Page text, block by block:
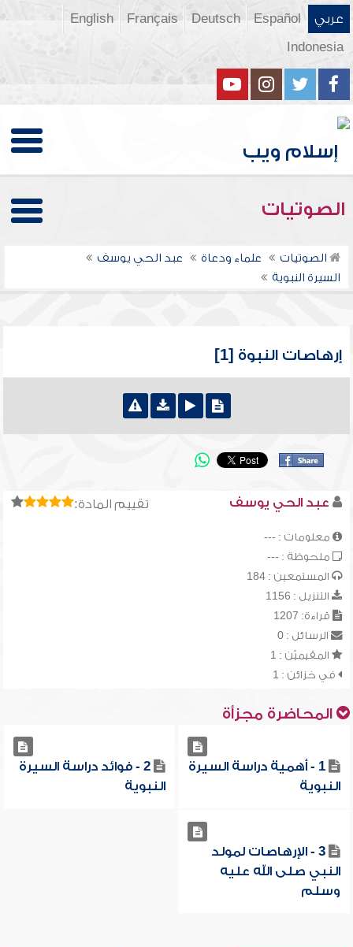
عربي Español
Deutsch
Français
English
Indonesia
الصوتيات
الصوتيات علماء ودعاة
عبد الحي يوسف
السيرة النبوية
إرهاصات النبوة [1]
تقييم المادة: عبد الحي يوسف
معلومات : ---
ملحوظة : ---
المستمعين : 184
التنزيل : 1156
قراءة: 1207
الرسائل : 0
المقيميّن : 1
في خزائن : 1
المحاضرة مجزأة
1 - أهمية دراسة السيرة
النبوية
2 - فوائد دراسة السيرة
النبوية
3 - الإرهاصات لمولد
النبي صلى الله عليه
وسلم